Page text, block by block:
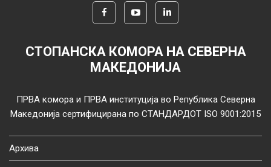
СТОПАНСКА КОМОРА НА СЕВЕРНА
МАКЕДОНИЈА
ПРВА комора и ПРВА институција во Република Северна
Македонија сертифицирана по СТАНДАРДОТ ISO 9001:2015
Архива